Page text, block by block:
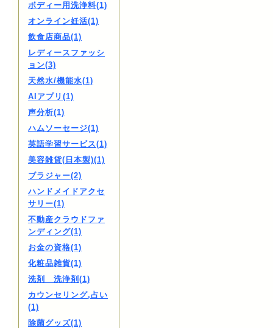
ボディー用洗浄料(1)
オンライン妊活(1)
飲食店商品(1)
レディースファッシ
ョン(3)
天然水/機能水(1)
AIアプリ(1)
声分析(1)
ハムソーセージ(1)
英語学習サービス(1)
美容雑貨(日本製)(1)
ブラジャー(2)
ハンドメイドアクセ
サリー(1)
不動産クラウドファ
ンディング(1)
お金の資格(1)
化粧品雑貨(1)
洗剤 洗浄剤(1)
カウンセリング,占い
(1)
除菌グッズ(1)